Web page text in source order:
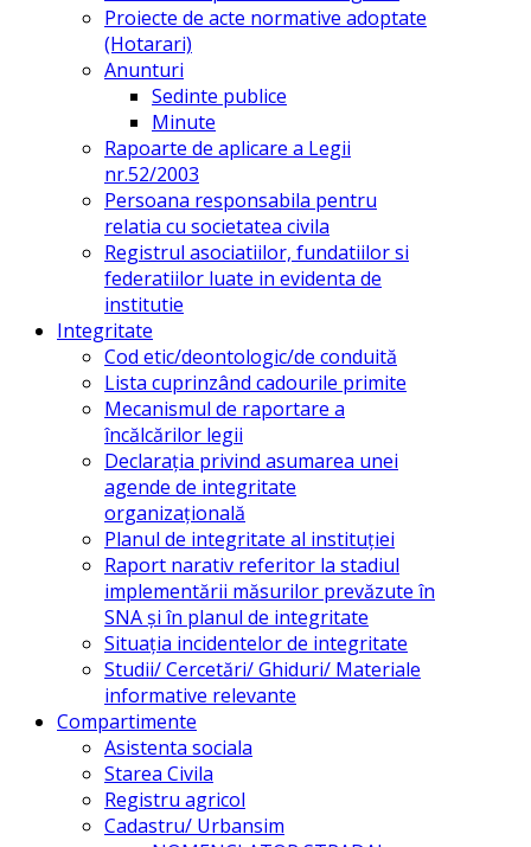
Proiecte de acte normative adoptate
(Hotarari)
Anunturi
Sedinte publice
Minute
Rapoarte de aplicare a Legii
nr.52/2003
Persoana responsabila pentru
relatia cu societatea civila
Registrul asociatiilor, fundatiilor si
federatiilor luate in evidenta de
institutie
Integritate
Cod etic/deontologic/de conduită
Lista cuprinzând cadourile primite
Mecanismul de raportare a
încălcărilor legii
Declarația privind asumarea unei
agende de integritate
organizațională
Planul de integritate al instituției
Raport narativ referitor la stadiul
implementării măsurilor prevăzute în
SNA și în planul de integritate
Situația incidentelor de integritate
Studii/ Cercetări/ Ghiduri/ Materiale
informative relevante
Compartimente
Asistenta sociala
Starea Civila
Registru agricol
Cadastru/ Urbansim